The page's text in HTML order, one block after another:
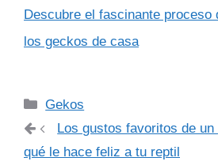
Descubre el fascinante proceso
los geckos de casa
Categorías
Gekos
Los gustos favoritos de
qué le hace feliz a tu reptil